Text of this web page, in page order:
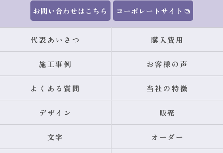
お問い合わせはこちら コーポレートサイト
代表あいさつ 購入費用
施工事例 お客様の声
よくある質問 当社の特徴
デザイン 販売
文字 オーダー